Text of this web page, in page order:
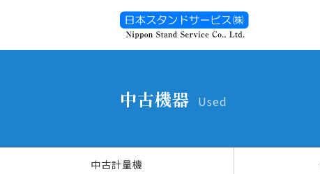
中古機器 Used
中古計量機